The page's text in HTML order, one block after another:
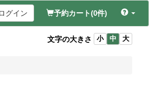
グイン 予約カート(0件)
文字の大きさ 小 中 大